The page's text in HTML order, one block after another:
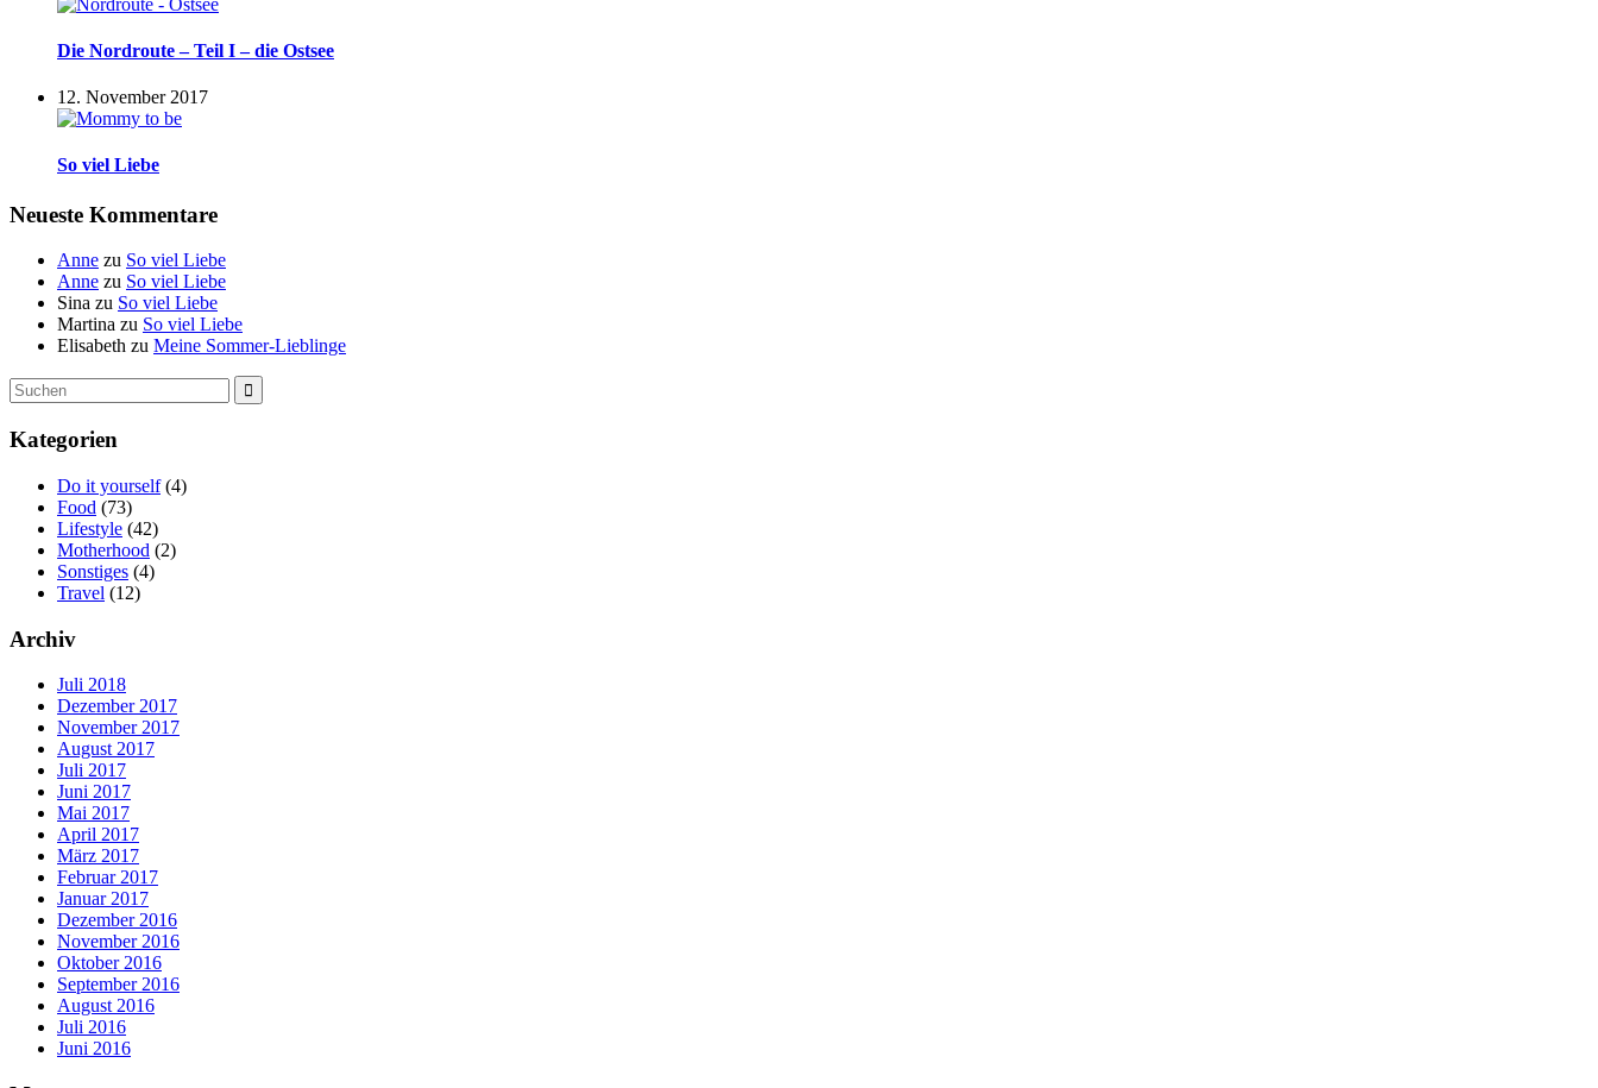
Die Nordroute – Teil I – die Ostsee
12. November 2017
So viel Liebe
Neueste Kommentare
Anne zu So viel Liebe
Anne zu So viel Liebe
Sina zu So viel Liebe
Martina zu So viel Liebe
Elisabeth zu Meine Sommer-Lieblinge
Suche
nach:
Kategorien
Do it yourself (4)
Food (73)
Lifestyle (42)
Motherhood (2)
Sonstiges (4)
Travel (12)
Archiv
Juli 2018
Dezember 2017
November 2017
August 2017
Juli 2017
Juni 2017
Mai 2017
April 2017
März 2017
Februar 2017
Januar 2017
Dezember 2016
November 2016
Oktober 2016
September 2016
August 2016
Juli 2016
Juni 2016